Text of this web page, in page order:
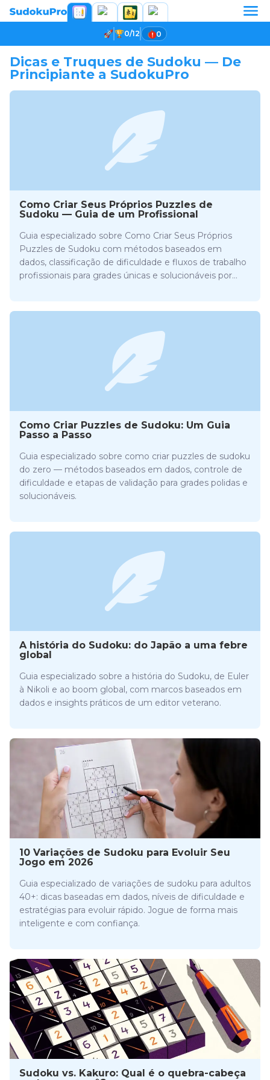
0/12 0
Dicas e Truques de Sudoku — De
Principiante a SudokuPro
Como Criar Seus Próprios Puzzles de
Sudoku — Guia de um Profissional
Guia especializado sobre Como Criar Seus Próprios
Puzzles de Sudoku com métodos baseados em
dados, classificação de dificuldade e fluxos de trabalho
profissionais para grades únicas e solucionáveis por
Como Criar Puzzles de Sudoku: Um Guia
Passo a Passo
Guia especializado sobre como criar puzzles de sudoku
do zero — métodos baseados em dados, controle de
dificuldade e etapas de validação para grades polidas e
solucionáveis.
A história do Sudoku: do Japão a uma febre
global
Guia especializado sobre a história do Sudoku, de Euler
à Nikoli e ao boom global, com marcos baseados em
dados e insights práticos de um editor veterano.
10 Variações de Sudoku para Evoluir Seu
Jogo em 2026
Guia especializado de variações de sudoku para adultos
40+: dicas baseadas em dados, níveis de dificuldade e
estratégias para evoluir rápido. Jogue de forma mais
inteligente e com confiança.
Sudoku vs. Kakuro: Qual é o quebra-cabeça